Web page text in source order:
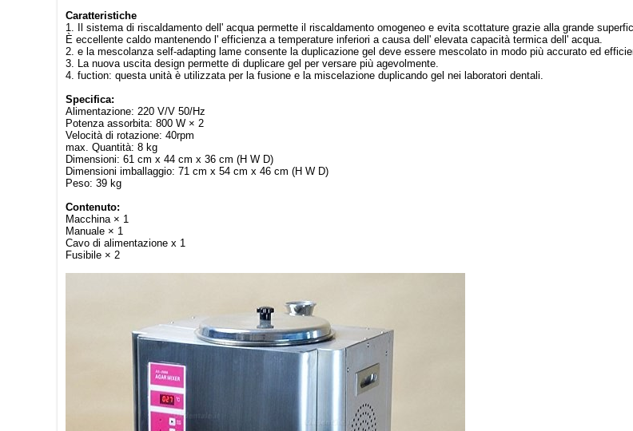
Caratteristiche
1. Il sistema di riscaldamento dell' acqua permette il riscaldamento omogeneo e evita scottature grazie alla grande
È eccellente caldo mantenendo l' efficienza a temperature inferiori a causa dell' elevata capacità termica dell' acqua.
2. e la mescolanza self-adapting lame consente la duplicazione gel deve essere mescolato in modo più accurato ed
3. La nuova uscita design permette di duplicare gel per versare più agevolmente.
4. fuction: questa unità è utilizzata per la fusione e la miscelazione duplicando gel nei laboratori dentali.
Specifica:
Alimentazione: 220 V/V 50/Hz
Potenza assorbita: 800 W × 2
Velocità di rotazione: 40rpm
max. Quantità: 8 kg
Dimensioni: 61 cm x 44 cm x 36 cm (H W D)
Dimensioni imballaggio: 71 cm x 54 cm x 46 cm (H W D)
Peso: 39 kg
Contenuto:
Macchina × 1
Manuale × 1
Cavo di alimentazione x 1
Fusibile × 2